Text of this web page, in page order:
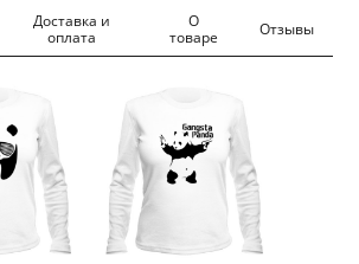
Доставка и
оплата
О
товаре
Отзывы